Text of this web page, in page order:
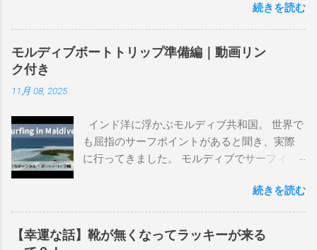
を書き残しているページです。 記録と残して
るので、過去のボードたちはもうすでに人に
譲って、手元に無いのがほとんどだけど。 色
んなサーフボードに乗って、サーフィンの世
ーメイドビーチ 最もロングライドしてきたポ
イント スナッパー、レインボーベイ、グリ
ーンマウント、クーリービーチ、キラ、レノ
狙っているポイント バーレー、キラ、レイ
ンボーベイ、クーリービーチ 絶対に入りたい
ポイント ベルズビーチ、グレートオーシャ
続きを読む
モルディブボートトリップ準備編｜動画リン
ク付き
11月 08, 2025
インド洋に浮かぶモルディブ共和国。 世界で
も屈指のサーフポイントがあると聞き、実際
に行ってきました。 モルディブでサーフィン
テルやリゾートに滞在して目の前のブレイク
を独占するスタイル。もうひとつが、複数の
ポイントを巡る「ボートトリップ」です。 今
回はそのボートトリップで、時間と空間の贅
続きを読む
【幸運な話】靴が無くなってラッキーが来る